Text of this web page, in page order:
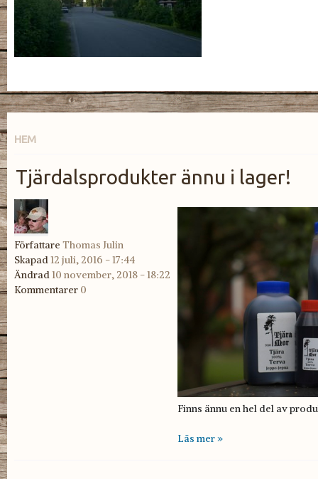
HEM
Tjärdalsprodukter ännu i lager!
Författare Thomas Julin
Skapad12 juli, 2016 - 17:44
Ändrad10 november, 2018 - 18:22
Kommentarer 0
tjärprodukter.jpg
Finns ännu en hel del av
Läs mer »